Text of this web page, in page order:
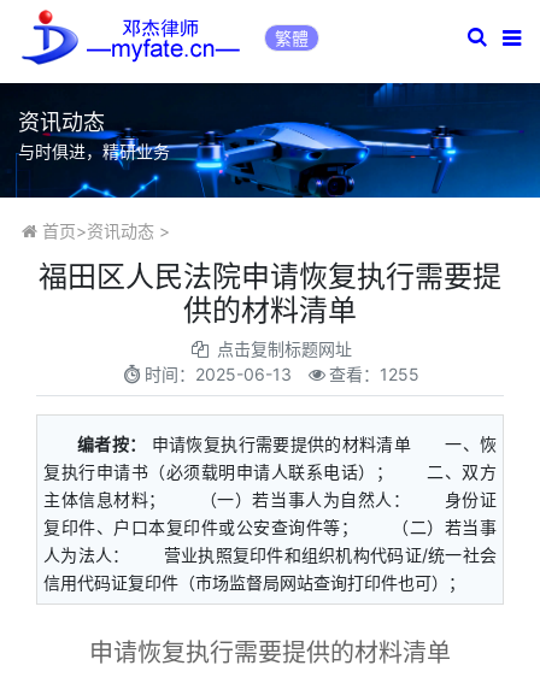
繁體
资讯动态
与时俱进，精研业务
首页>资讯动态>
​福田区人民法院申请恢复执行需要提
供的材料清单
点击复制标题网址
时间： 2025-06-13 查看：1255
编者按：
申请恢复执行需要提供的材料清单 一、恢
复执行申请书（必须载明申请人联系电话）； 二、双方
主体信息材料； （一）若当事人为自然人： 身份证
复印件、户口本复印件或公安查询件等； （二）若当事
人为法人： 营业执照复印件和组织机构代码证/统一社会
信用代码证复印件（市场监督局网站查询打印件也可）；
申请恢复执行需要提供的材料清单